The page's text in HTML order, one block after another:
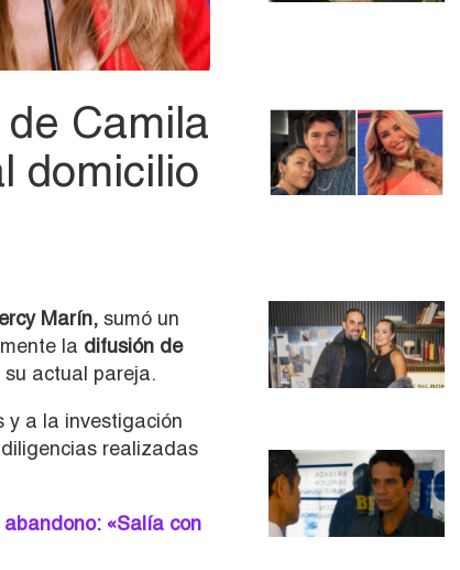
Camila
domicilio
Marín, sumó un
la difusión de
actual pareja.
y a la investigación
realizadas
«Salía con